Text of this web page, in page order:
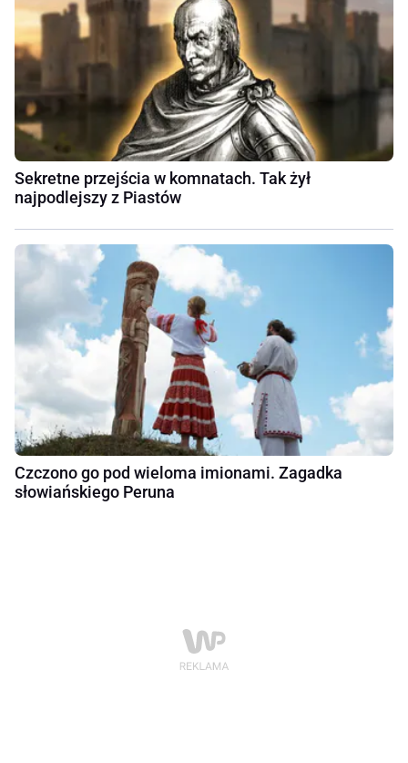
Sekretne przejścia w komnatach. Tak żył
najpodlejszy z Piastów
Czczono go pod wieloma imionami. Zagadka
słowiańskiego Peruna